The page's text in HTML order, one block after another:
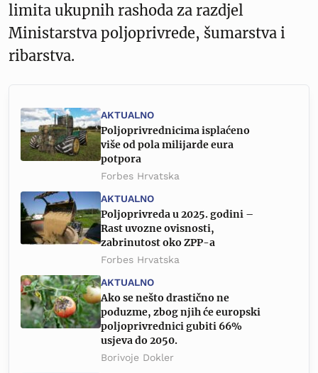
limita ukupnih rashoda za razdjel
Ministarstva poljoprivrede, šumarstva i
ribarstva.
AKTUALNO
Poljoprivrednicima isplaćeno
više od pola milijarde eura
potpora
Forbes Hrvatska
AKTUALNO
Poljoprivreda u 2025. godini –
Rast uvozne ovisnosti,
zabrinutost oko ZPP-a
Forbes Hrvatska
AKTUALNO
Ako se nešto drastično ne
poduzme, zbog njih će europski
poljoprivrednici gubiti 66%
usjeva do 2050.
Borivoje Dokler